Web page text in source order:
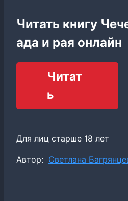
Читать книгу
ада и рая онлайн
Читат
ь
Для лиц старше 18 лет
Метки
Автор: Светлана